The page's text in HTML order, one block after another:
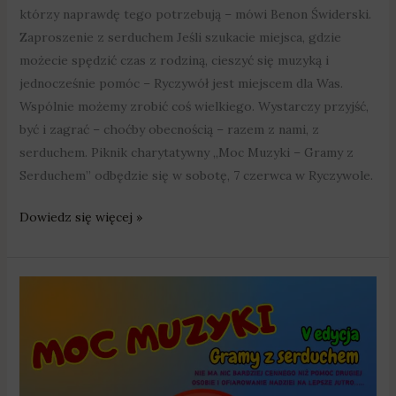
którzy naprawdę tego potrzebują – mówi Benon Świderski.
Zaproszenie z serduchem Jeśli szukacie miejsca, gdzie
możecie spędzić czas z rodziną, cieszyć się muzyką i
jednocześnie pomóc – Ryczywół jest miejscem dla Was.
Wspólnie możemy zrobić coś wielkiego. Wystarczy przyjść,
być i zagrać – choćby obecnością – razem z nami, z
serduchem. Piknik charytatywny „Moc Muzyki – Gramy z
Serduchem” odbędzie się w sobotę, 7 czerwca w Ryczywole.
Dowiedz się więcej »
dla